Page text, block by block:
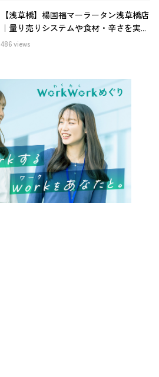
【浅草橋】楊国福マーラータン浅草橋店
｜量り売りシステムや食材・辛さを実...
486 views